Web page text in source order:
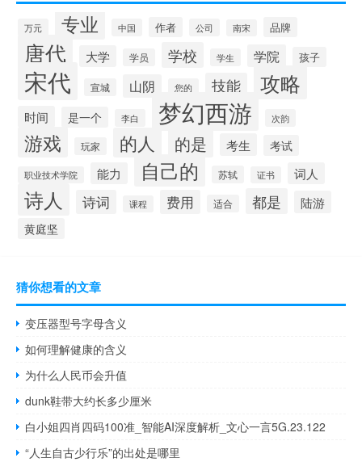
万元 专业 中国 作者 公司 南宋 品牌
唐代 大学 学员 学校 学生 学院 孩子
宋代 宣城 山阴 您的 技能 攻略
时间 是一个 李白 梦幻西游 次韵
游戏 玩家 的人 的是 考生 考试
职业技术学院 能力 自己的 苏轼 证书 词人
诗人 诗词 课程 费用 适合 都是 陆游
黄庭坚
猜你想看的文章
变压器型号字母含义
如何理解健康的含义
为什么人民币会升值
dunk鞋带大约长多少厘米
白小姐四肖四码100准_智能AI深度解析_文心一言5G.23.122
“人生自古少行乐”的出处是哪里